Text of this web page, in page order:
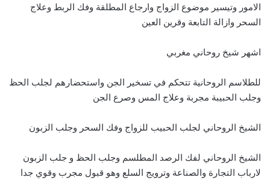
الامور وتيسير موضوع الزواج وارجاع المطلقة وفك الربط وعلاج
السحر وازالة التابعة وقرين العين
اشهر شيخ روحاني مغربي
للطلاسم الروحانية تتحكم في تسخير الجن واستحضارهم لجلب الحظ
وجلب الحبيبة مجربة وعلاج المس وصرع الجن
الشيخ الروحاني لجلب الحبيب للزواج وفك السحر وجلب الزبون
الشيخ الروحاني لفك الرصد المطلسم وجلب الحظ و جلب الزبون
لارباب التجارة والصناعة وترويج السلع وهو قبول مجرب وقوي جدا